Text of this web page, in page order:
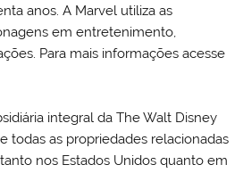
anos. A Marvel utiliza as
em entretenimento,
Para mais informações acesse
integral da The Walt Disney
todas as propriedades relacionadas
nos Estados Unidos quanto em